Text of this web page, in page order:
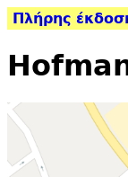
Πλήρης